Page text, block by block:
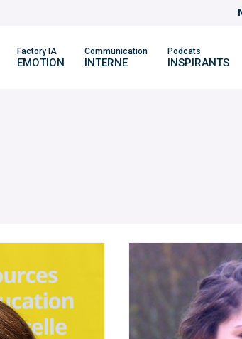
Factory IA
EMOTION
Communication
INTERNE
Podcats
INSPIRANTS